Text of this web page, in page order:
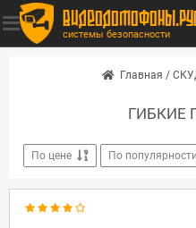
системы безопасности
Главная /
ГИБКИЕ
По цене По популярности